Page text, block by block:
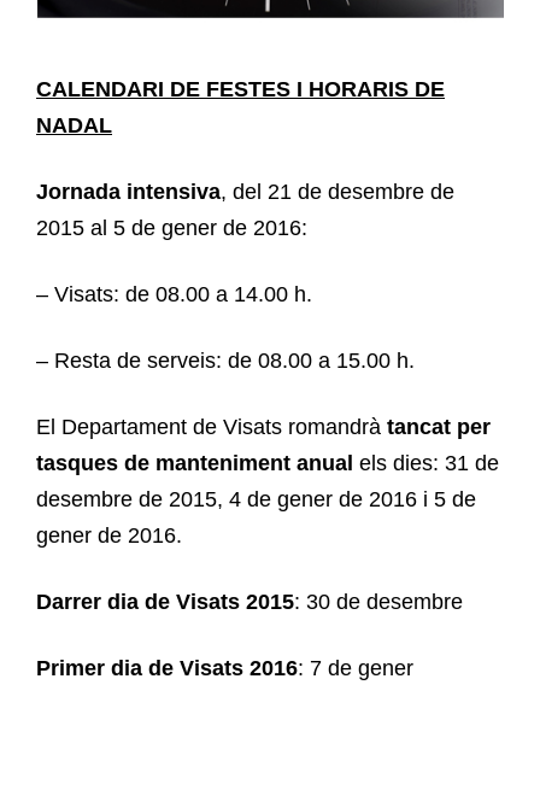
CALENDARI DE FESTES I HORARIS DE
NADAL
Jornada intensiva, del 21 de desembre de
2015 al 5 de gener de 2016:
– Visats: de 08.00 a 14.00 h.
– Resta de serveis: de 08.00 a 15.00 h.
El Departament de Visats romandrà tancat per
tasques de manteniment anual els dies: 31 de
desembre de 2015, 4 de gener de 2016 i 5 de
gener de 2016.
Darrer dia de Visats 2015: 30 de desembre
Primer dia de Visats 2016: 7 de gener